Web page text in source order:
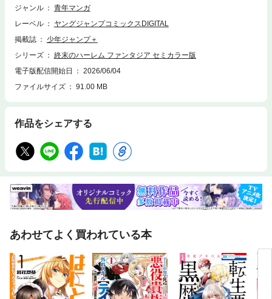
大公国の姫に会いに再び北の大地を訪れていた――。剣×魔法×ハーレム！
ジャンル
青年マンガ
レーベル
ヤングジャンプコミックスDIGITAL
掲載誌
少年ジャンプ＋
シリーズ
終末のハーレム ファンタジア セミカラー版
電子版配信開始日
2026/06/04
ファイルサイズ
91.00 MB
作品をシェアする
あわせてよく買われている本